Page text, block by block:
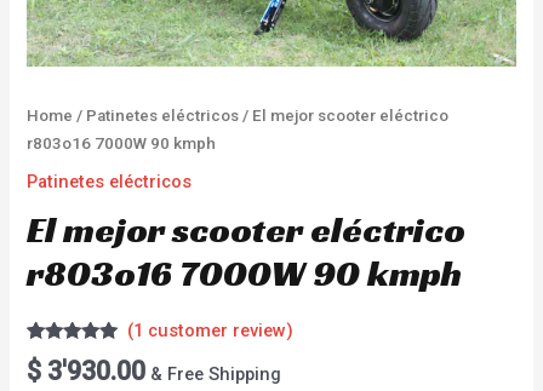
Home / Patinetes eléctricos / El mejor scooter eléctrico
r803o16 7000W 90 kmph
Patinetes eléctricos
El mejor scooter eléctrico
r803o16 7000W 90 kmph
Rated5.00
out of 5
1
(1 customer review)
$ 3'930.00 & Free Shipping